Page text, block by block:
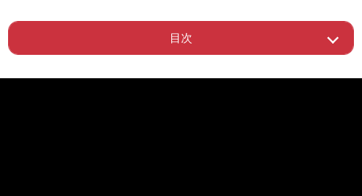
目次
Page 1 ー SNS普及の影響